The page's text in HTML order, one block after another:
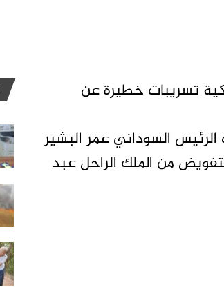
تسريبات خطيرة عن
السوداني عمر البشير
من الملك الراحل عبد